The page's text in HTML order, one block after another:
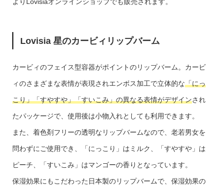
Lovisia 星のカービィリップバーム
カービィのフェイス型容器がポイントのリップバーム。カービ
ィのさまざまな表情が表現されエンボス加工で立体的な「にっ
こり」「すやすや」「すいこみ」の異なる表情がデザインされ
たパッケージで、使用後は小物入れとしても利用できます。
また、着色剤フリーの透明なリップバームなので、老若男女を
問わずにご使用でき、「にっこり」はミルク、「すやすや」は
ピーチ、「すいこみ」はマンゴーの香りとなっています。
保湿効果にもこだわった日本製のリップバームで、保湿効果の